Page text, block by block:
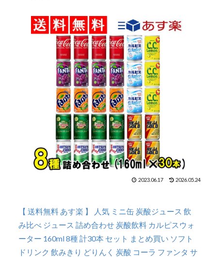
2023.06.17 2026.05.24
【 送料無料 あす楽 】 人気 ミニ缶 炭酸ジュース 飲
み比べ ジュース 詰め合わせ 炭酸飲料 カルピスウォ
ーター 160ml 8種 計30本 セット まとめ買い ソフト
ドリンク 飲みきり どりんく 炭酸 コーラ ファンタ サ